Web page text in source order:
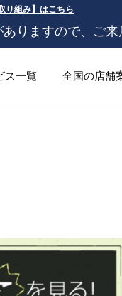
り組み】はこちら
りますので、ご
ス一覧 全国の店舗